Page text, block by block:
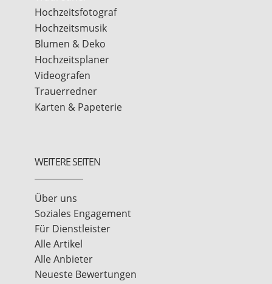
Hochzeitsfotograf
Hochzeitsmusik
Blumen & Deko
Hochzeitsplaner
Videografen
Trauerredner
Karten & Papeterie
WEITERE SEITEN
Über uns
Soziales Engagement
Für Dienstleister
Alle Artikel
Alle Anbieter
Neueste Bewertungen